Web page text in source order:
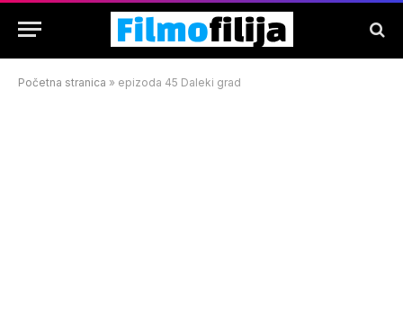
Početna stranica » epizoda 45 Daleki grad